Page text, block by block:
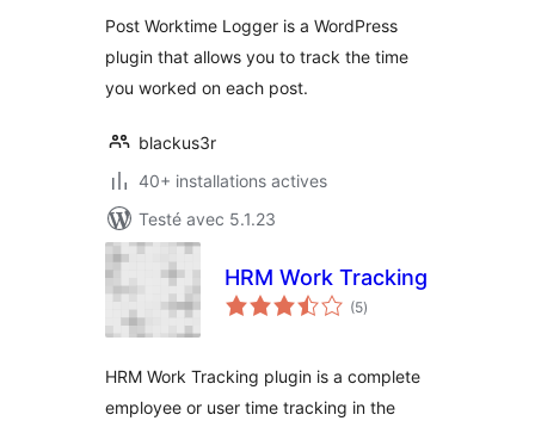
Post Worktime Logger is a WordPress
plugin that allows you to track the time
you worked on each post.
blackus3r
40+ installations actives
Testé avec 5.1.23
HRM Work Tracking
(5notes
en
)
HRM Work Tracking plugin is a complete
employee or user time tracking in the